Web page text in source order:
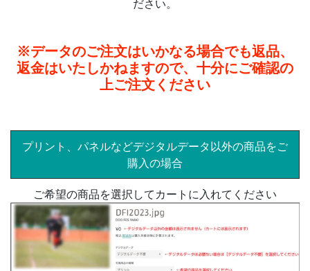
ださい。
※データのご注文はいかなる場合でも返品、
返金はいたしかねますので、十分にご確認の
上ご注文ください
プリント、パネルなどデジタルデータ以外の商品をご
購入の場合
ご希望の商品を選択してカートに入れてください